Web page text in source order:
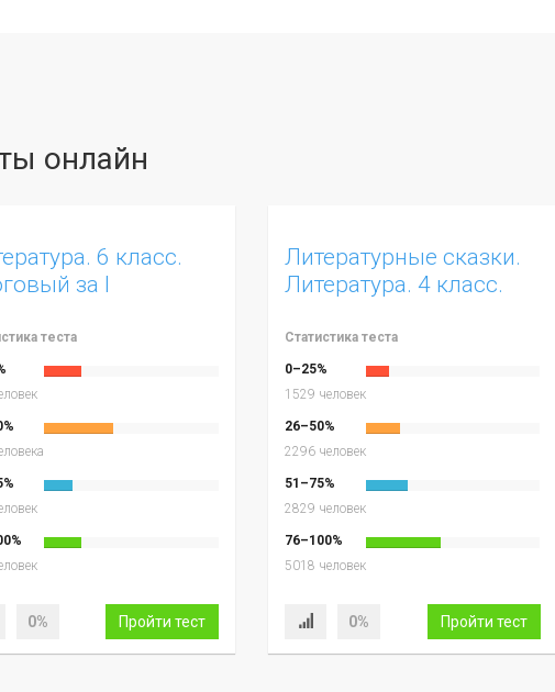
онлайн
6 класс.
за I
теста
0% Пройти тест
Литературные сказки.
Литература. 4 класс.
Статистика теста
0–25%
1529 человек
26–50%
2296 человек
51–75%
2829 человек
76–100%
5018 человек
0% Пройти тест